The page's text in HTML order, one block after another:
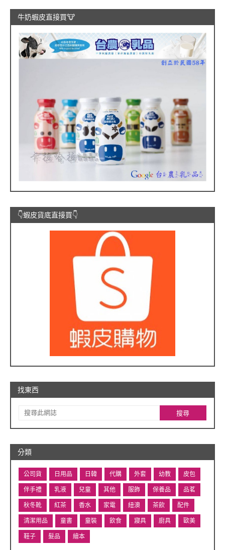
牛奶蝦皮直接買🐮
👇蝦皮貨底直接買👇
找東西
分類
公司貨 日用品 日韓 代購 外套 幼教 皮包
伴手禮 乳液 兒童 其他 服飾 保養品 品茗
秋冬靴 紅茶 香水 家電 紐澳 茶飲 配件
清潔用品 童書 童裝 飲食 寢具 廚具 歐美
鞋子 髮品 繪本